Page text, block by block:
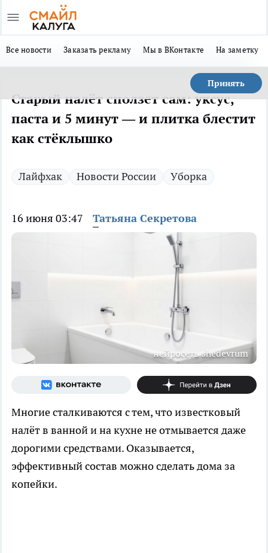
Все новости Заказать рекламу Мы в ВКонтакте На заметку
Принять
Старый налёт сползет сам: уксус,
паста и 5 минут — и плитка блестит
как стёклышко
Лайфхак Новости России Уборка
16 июня 03:47 Татьяна Секретова
нейросеть shedevrum
Многие сталкиваются с тем, что известковый
налёт в ванной и на кухне не отмывается даже
дорогими средствами. Оказывается,
эффективный состав можно сделать дома за
копейки.